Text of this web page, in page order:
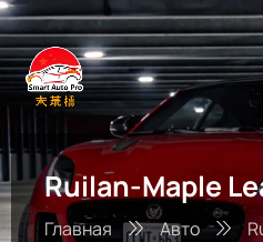
Ruilan-Maple
Главная Авто